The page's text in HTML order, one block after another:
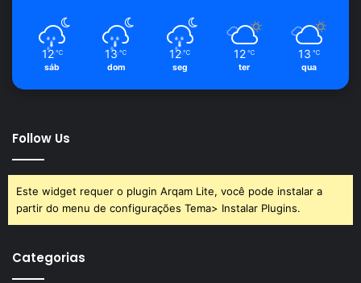
12 ℃
sáb
13 ℃
dom
12 ℃
seg
12 ℃
ter
13 ℃
qua
Follow Us
Este widget requer o plugin Arqam Lite, você pode instalar a
partir do menu de configurações Tema> Instalar Plugins.
Categorias